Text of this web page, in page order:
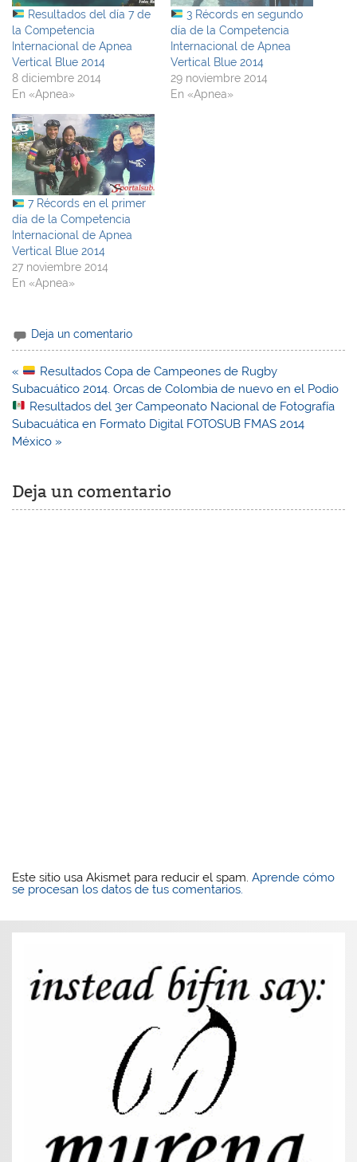
Resultados del día 7 de
la Competencia
Internacional de Apnea
Vertical Blue 2014
8 diciembre 2014
En «Apnea»
3 Récords en segundo
día de la Competencia
Internacional de Apnea
Vertical Blue 2014
29 noviembre 2014
En «Apnea»
7 Récords en el primer
día de la Competencia
Internacional de Apnea
Vertical Blue 2014
27 noviembre 2014
En «Apnea»
Deja un comentario
Navegación
de
entradas
«
Resultados Copa de Campeones de Rugby
Subacuático 2014. Orcas de Colombia de nuevo en el Podio
Resultados del 3er Campeonato Nacional de Fotografía
Subacuática en Formato Digital FOTOSUB FMAS 2014
México »
Deja un comentario
Este sitio usa Akismet para reducir el spam.Aprende cómo
se procesan los datos de tus comentarios.